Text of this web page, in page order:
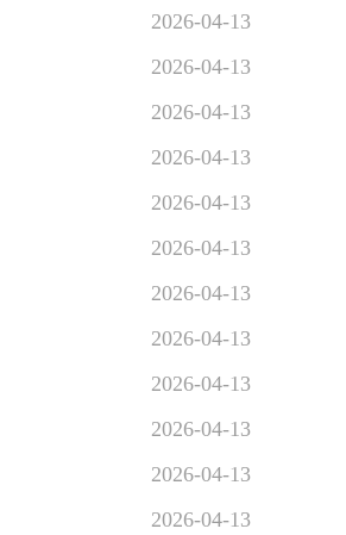
2026-04-13
2026-04-13
2026-04-13
2026-04-13
2026-04-13
2026-04-13
2026-04-13
2026-04-13
2026-04-13
2026-04-13
2026-04-13
2026-04-13